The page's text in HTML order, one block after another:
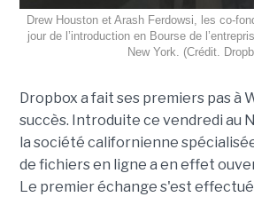
Drew Houston et Arash Ferdowsi, les co-
jour de l’introduction en Bourse de
New York. (Crédit.
Dropbox a fait ses premiers pas à
succès. Introduite ce vendredi au
la société californienne
de fichiers en ligne a en effet
Le premier échange s'est effectué